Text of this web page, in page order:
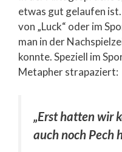
etwas gut gelaufen
von „Luck“ oder im
man in der
konnte. Speziell im
Metapher strapaziert:
„Erst hatten wir
auch noch Pech